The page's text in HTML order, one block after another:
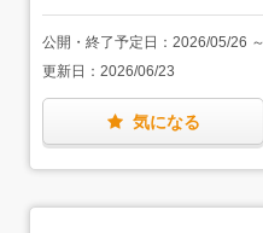
な技法。希少価値の高
製造したものを現地に
に、自分たちがつくっ
「できた…！」という
まりの出張工事があり
がありますし、みんな
＜入社後は…＞FRPの製
ばに先輩もいますので
公開・終了予定日： 2026/05/26 ～
更新日： 2026/06/23
気になる